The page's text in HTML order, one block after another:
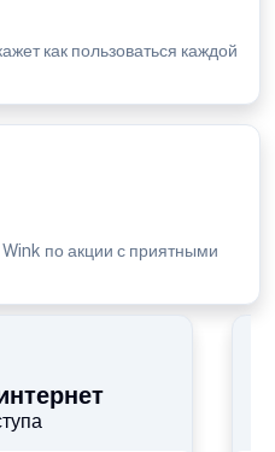
как пользоваться каждой
по акции с приятными